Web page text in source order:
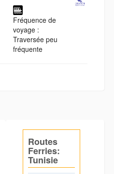
Fréquence de
voyage :
Traversée peu
fréquente
Routes
Ferries:
Tunisie